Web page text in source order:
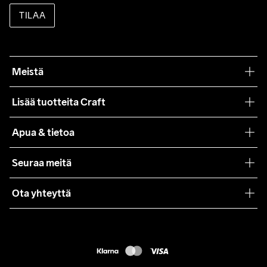
TILAA
Meistä
Lisää tuotteita Craft
Yhteistyöt
Lehdistö
Apua & tietoa
Käyttöehdot
Asiakaspalvelu
Seuraa meitä
Ota yhteyttä